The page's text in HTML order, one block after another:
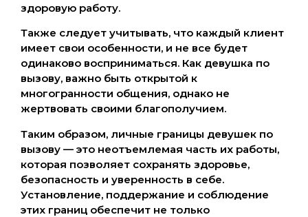
здоровую работу.
Также следует учитывать, что каждый клиент
имеет свои особенности, и не все будет
одинаково восприниматься. Как девушка по
вызову, важно быть открытой к
многогранности общения, однако не
жертвовать своими благополучием.
Таким образом, личные границы девушек по
вызову — это неотъемлемая часть их работы,
которая позволяет сохранять здоровье,
безопасность и уверенность в себе.
Установление, поддержание и соблюдение
этих границ обеспечит не только